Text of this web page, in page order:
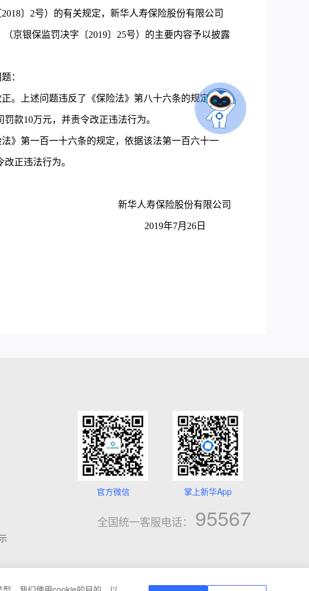
〕2号）的有关规定，新华人寿保险股份有限公司
京银保监罚决字〔2019〕25号）的主要内容予以披露
：
。上述问题违反了《保险法》第八十六条的规定，依
款10万元，并责令改正违法行为。
》第一百一十六条的规定，依据该法第一百六十一
正违法行为。
新华人寿保险股份有限公司
2019年7月26日
官方微信 掌上新华App
全国统一客服电话： 95567